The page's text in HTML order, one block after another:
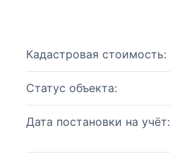
Кадастровая стоимость:
Статус объекта:
Дата постановки на учёт: